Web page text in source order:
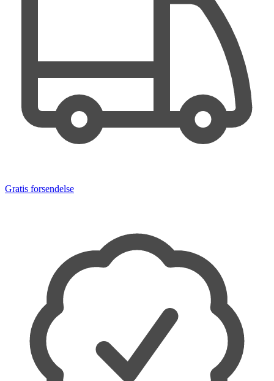
Gratis forsendelse